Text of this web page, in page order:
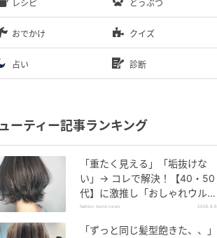
レシピ どうぶつ
おでかけ クイズ
占い 診断
ーティー記事ランキング
「重たく見える」「垢抜けな
い」→ コレで解決！【40・50
代】に激推し「おしゃれウル
フ」
fashion trend news 2026.8.6
「ずっと同じ髪型飽きた、、」